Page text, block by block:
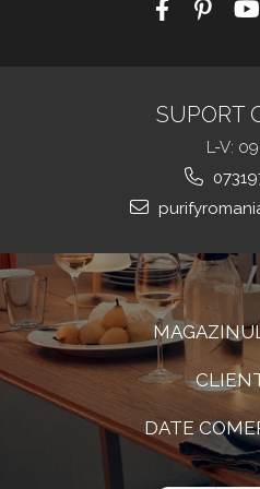
SUPORT
L-V:
DATE